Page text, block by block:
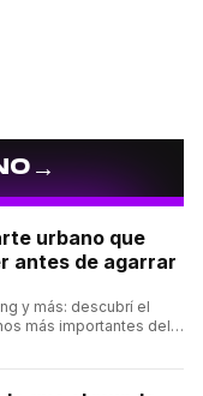
→
urbano que
antes de agarrar
y más: descubrí el
más importantes del